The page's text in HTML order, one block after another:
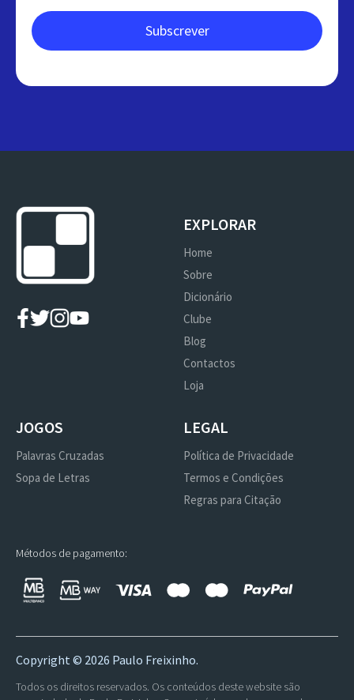
EXPLORAR
Home
Sobre
Dicionário
Clube
Blog
Contactos
Loja
JOGOS
Palavras Cruzadas
Sopa de Letras
LEGAL
Política de Privacidade
Termos e Condições
Regras para Citação
Métodos de pagamento:
Copyright © 2026 Paulo Freixinho.
Todos os direitos reservados. Os conteúdos deste website são